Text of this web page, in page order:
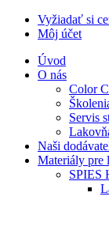
Vyžiadať si
Môj účet
Úvod
O nás
Color
Servis
Naši
Materiály pre
SPIES